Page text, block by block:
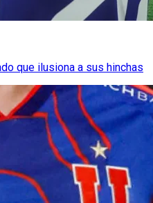
que ilusiona a sus hinchas